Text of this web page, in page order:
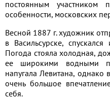
постоянным
особенности, московских
Весной 1887 г. художник
в Васильсурске,
Погода стояла холодная,
ее широкими водными
напугала Левитана, однако
очень большое
себя.